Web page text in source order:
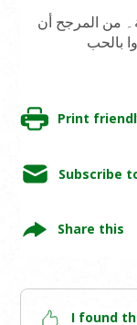
من المرجح أن
بالحب
Print
Subscribe
Share this
I found